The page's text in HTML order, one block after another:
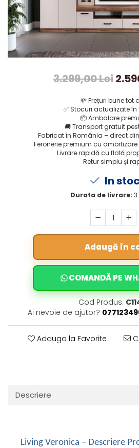
3.299,00 Lei
💸 Prețuri bune tot
✅ Stocuri actualizate în
📦Ambalare
🚚 Transport gratuit
Fabricat în România – direct
Feronerie premium cu amortizare
Livrare rapidă cu flotă
Retur simplu și
In stoc
Durata de livrare: 3
Adaugă în
COMANDĂ PE
Cod Produs:
Ai nevoie de ajutor?
Adauga la Favorite
Descriere
Living Veronica – Descriere